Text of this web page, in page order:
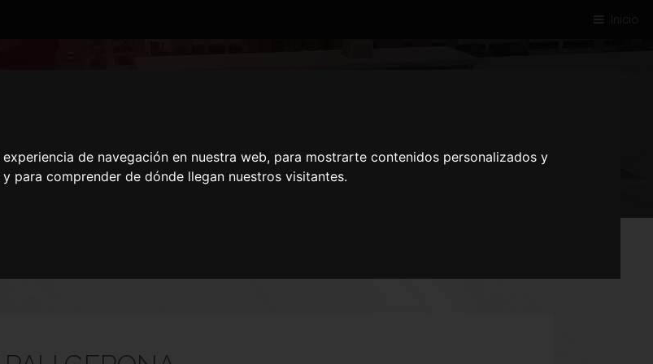
de navegación en nuestra web, para mostrarte contenidos personalizados y
para comprender de dónde llegan nuestros visitantes.
Inicio